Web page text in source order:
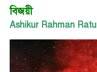
বিজয়ী
Ashikur Rahman Ratul